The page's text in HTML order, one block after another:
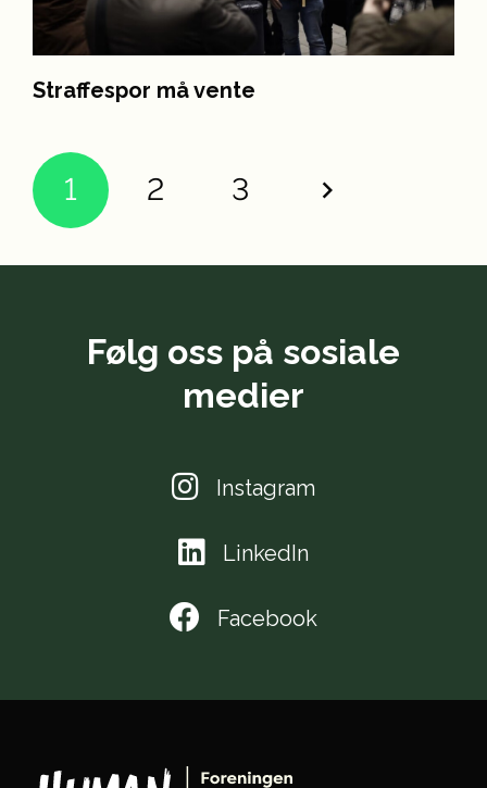
Straffespor må vente
1 2 3
Følg oss på sosiale
medier
Instagram
LinkedIn
Facebook